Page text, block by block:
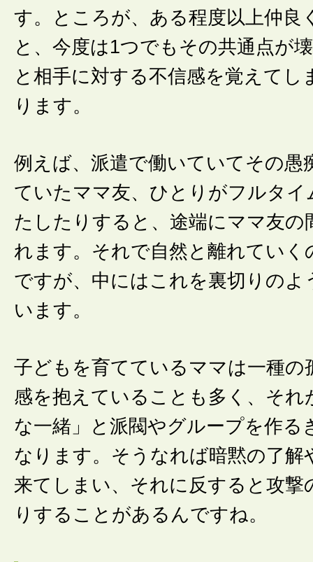
す。ところが、ある程度以上仲良
と、今度は1つでもその共通点が
と相手に対する不信感を覚えてし
ります。
例えば、派遣で働いていてその愚
ていたママ友、ひとりがフルタイ
たしたりすると、途端にママ友の
れます。それで自然と離れていく
ですが、中にはこれを裏切りのよ
います。
子どもを育てているママは一種の
感を抱えていることも多く、それ
な一緒」と派閥やグループを作る
なります。そうなれば暗黙の了解
来てしまい、それに反すると攻撃
りすることがあるんですね。